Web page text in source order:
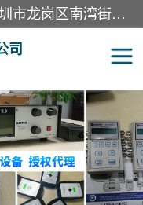
深圳为尔康科技有限公司位于深圳市龙岗区南湾街道。经营范围包括：计算机网络技术开发、技术转让、技术咨询、技术服务；一类医疗器械、通讯设备、机械设备、五金产品、电器产品的销售；二类、三类医疗器械的销售等；主要产品有：无创血压模拟仪、气体检测仪、检测仪、bms1x射线胶片、输液泵分析仪、呼吸机分析仪、心电图机测试仪等产品。
司
室器材
血压模拟仪